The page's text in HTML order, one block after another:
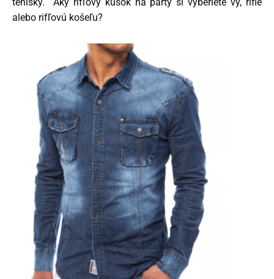
tenisky. Aký rifľový kúsok na párty si vyberiete vy, rifle
alebo rifľovú košeľu?